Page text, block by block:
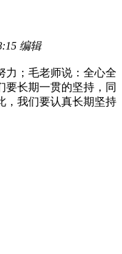
编辑
力；毛老师说：全心全
要长期一贯的坚持，同
，我们要认真长期坚持